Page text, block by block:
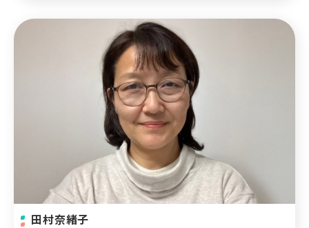
田村奈緒子